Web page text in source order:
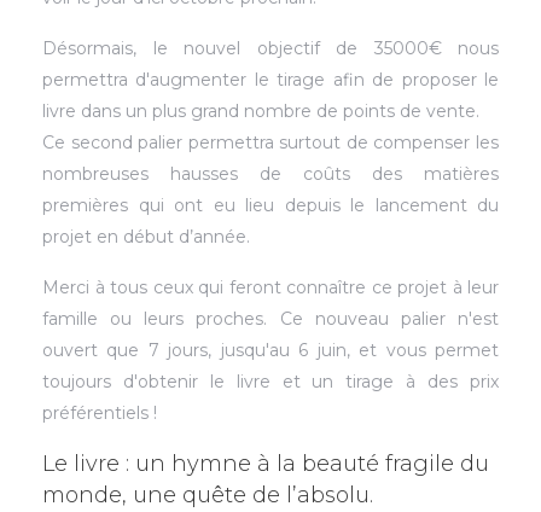
Désormais, le nouvel objectif de 35000€ nous
permettra d'augmenter le tirage afin de proposer le
livre dans un plus grand nombre de points de vente.
Ce second palier permettra surtout de compenser les
nombreuses hausses de coûts des matières
premières qui ont eu lieu depuis le lancement du
projet en début d’année.
Merci à tous ceux qui feront connaître ce projet à leur
famille ou leurs proches. Ce nouveau palier n'est
ouvert que 7 jours, jusqu'au 6 juin, et vous permet
toujours d'obtenir le livre et un tirage à des prix
préférentiels !
Le livre : un hymne à la beauté fragile du
monde, une quête de l’absolu.